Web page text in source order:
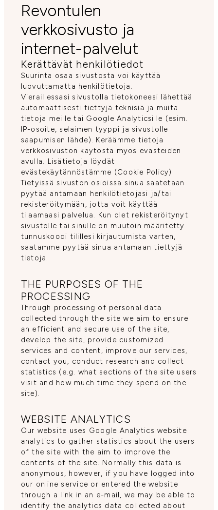
Revontulen
verkkosivusto ja
internet-palvelut
Kerättävät henkilötiedot
Suurinta osaa sivustosta voi käyttää
luovuttamatta henkilötietoja.
Vieraillessasi sivustolla tietokoneesi lähettää
automaattisesti tiettyjä teknisiä ja muita
tietoja meille tai Google Analyticsille (esim.
IP-osoite, selaimen tyyppi ja sivustolle
saapumisen lähde). Keräämme tietoja
verkkosivuston käytöstä myös evästeiden
avulla. Lisätietoja löydät
evästekäytännöstämme (Cookie Policy).
Tietyissä sivuston osioissa sinua saatetaan
pyytää antamaan henkilötietojasi ja/tai
rekisteröitymään, jotta voit käyttää
tilaamaasi palvelua. Kun olet rekisteröitynyt
sivustolle tai sinulle on muutoin määritetty
tunnuskoodi tilillesi kirjautumista varten,
saatamme pyytää sinua antamaan tiettyjä
tietoja.
THE PURPOSES OF THE
PROCESSING
Through processing of personal data
collected through the site we aim to ensure
an efficient and secure use of the site,
develop the site, provide customized
services and content, improve our services,
contact you, conduct research and collect
statistics (e.g. what sections of the site users
visit and how much time they spend on the
site).
WEBSITE ANALYTICS
Our website uses Google Analytics website
analytics to gather statistics about the users
of the site with the aim to improve the
contents of the site. Normally this data is
anonymous, however, if you have logged into
our online service or entered the website
through a link in an e-mail, we may be able to
identify the analytics data collected about